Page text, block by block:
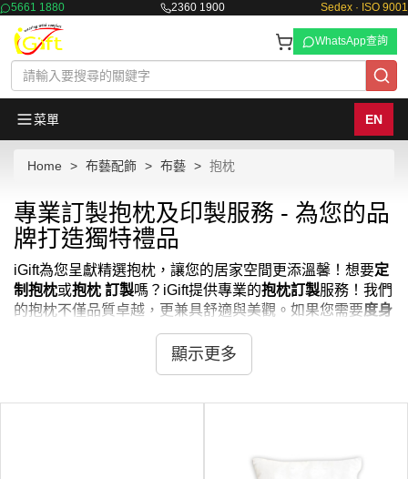
5661 1880 2360 1900 Sedex · ISO 9001
WhatsApp查詢
菜單 EN
Home 布藝配飾 布藝 抱枕
專業訂製抱枕及印製服務 - 為您的品
牌打造獨特禮品
iGift為您呈獻精選抱枕，讓您的居家空間更添溫馨！想要定
制抱枕或抱枕 訂製嗎？iGift提供專業的抱枕訂製服務！我們
的抱枕不僅品質卓越，更兼具舒適與美觀。如果您需要度身
，iGift也能滿足您的需求。除了常見的
抱枕，我們也提供舒適的欖枕和長抱枕香港
精美印花，這些抱枕都能為您的沙發、床鋪增添獨特魅力。
溫暖！抱枕最少訂購量 -MOQ: 10件起 ； 價格：HKD50 /
顯示更多